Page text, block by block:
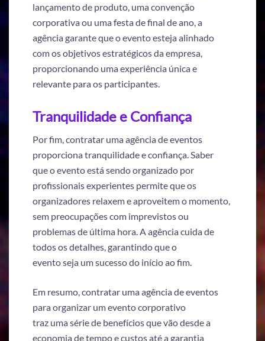
lançamento de produto, uma convenção
corporativa ou uma festa de final de ano, a
agência garante que o evento esteja alinhado
com os objetivos estratégicos da empresa,
proporcionando uma experiência única e
relevante para os participantes.
Tranquilidade e Confiança
Por fim, contratar uma agência de eventos
proporciona tranquilidade e confiança. Saber
que o evento está sendo organizado por
profissionais experientes permite que os
organizadores relaxem e aproveitem o momento,
sem preocupações com imprevistos ou
problemas de última hora. A agência cuida de
todos os detalhes, garantindo que o
evento seja um sucesso do início ao fim.
Em resumo, contratar uma agência de eventos
para organizar um evento corporativo
traz uma série de benefícios que vão desde a
economia de tempo e custos até a garantia